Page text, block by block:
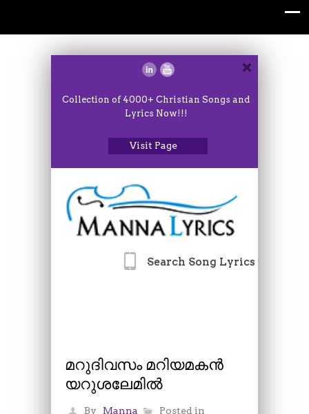
Collection of 4000+ Christian Songs and
Lyrics Now!!!
Visit Page
Search Song Lyrics
മറുദിവസം മറിയമകൻ
യറുശലേമിൽ
By Manna
Posted in